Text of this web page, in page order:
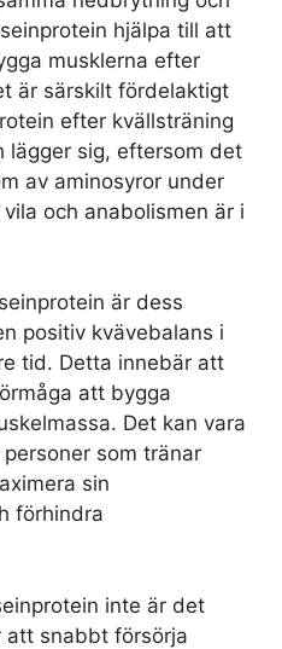
hjälpa till att
musklerna efter
är särskilt fördelaktigt
efter kvällsträning
lägger sig, eftersom det
av aminosyror under
och anabolismen är i
är dess
positiv kvävebalans i
tid. Detta innebär att
att bygga
Det kan vara
som tränar
sin
förhindra
inte är det
att snabbt försörja